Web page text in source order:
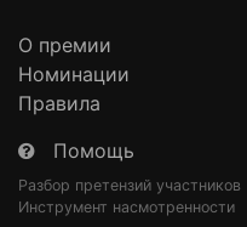
О премии
Номинации
Правила
Помощь
Разбор претензий участников
Инструмент насмотренности